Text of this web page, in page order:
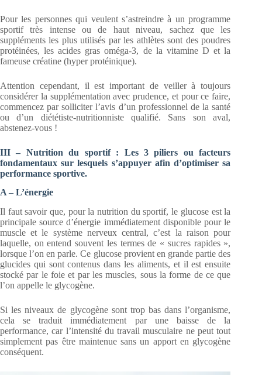
Pour les personnes qui veulent s’astreindre à un programme
sportif très intense ou de haut niveau, sachez que les
suppléments les plus utilisés par les athlètes sont des poudres
protéinées, les acides gras oméga-3, de la vitamine D et la
fameuse créatine (hyper protéinique).
Attention cependant, il est important de veiller à toujours
considérer la supplémentation avec prudence, et pour ce faire,
commencez par solliciter l’avis d’un professionnel de la santé
ou d’un diététiste-nutritionniste qualifié. Sans son aval,
abstenez-vous !
III – Nutrition du sportif : Les 3 piliers ou facteurs
fondamentaux sur lesquels s’appuyer afin d’optimiser sa
performance sportive.
A – L’énergie
Il faut savoir que, pour la nutrition du sportif, le glucose est la
principale source d’énergie immédiatement disponible pour le
muscle et le système nerveux central, c’est la raison pour
laquelle, on entend souvent les termes de « sucres rapides »,
lorsque l’on en parle. Ce glucose provient en grande partie des
glucides qui sont contenus dans les aliments, et il est ensuite
stocké par le foie et par les muscles, sous la forme de ce que
l’on appelle le glycogène.
Si les niveaux de glycogène sont trop bas dans l’organisme,
cela se traduit immédiatement par une baisse de la
performance, car l’intensité du travail musculaire ne peut tout
simplement pas être maintenue sans un apport en glycogène
conséquent.